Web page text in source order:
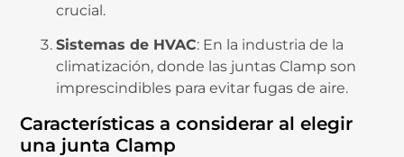
crucial.
Sistemas de HVAC: En la industria de la
climatización, donde las juntas Clamp son
imprescindibles para evitar fugas de aire.
Características a considerar al elegir
una junta Clamp